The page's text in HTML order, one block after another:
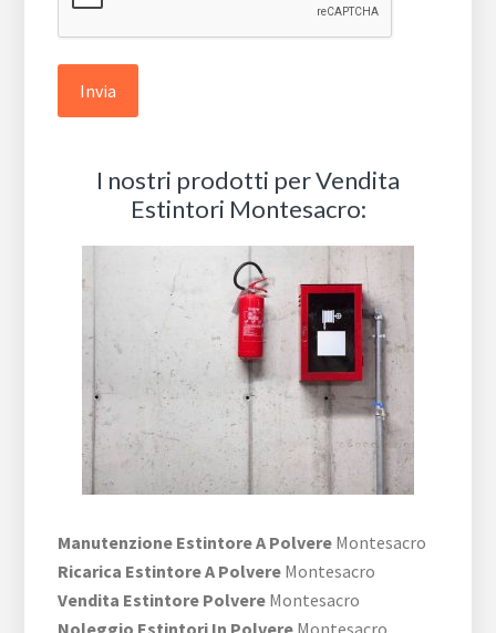
I nostri prodotti per Vendita
Estintori Montesacro:
Manutenzione Estintore A Polvere Montesacro
Ricarica Estintore A Polvere Montesacro
Vendita Estintore Polvere Montesacro
Noleggio Estintori In Polvere Montesacro